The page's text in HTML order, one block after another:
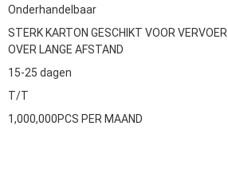
Onderhandelbaar
STERK KARTON GESCHIKT VOOR VERVOER
OVER LANGE AFSTAND
15-25 dagen
T/T
1,000,000PCS PER MAAND